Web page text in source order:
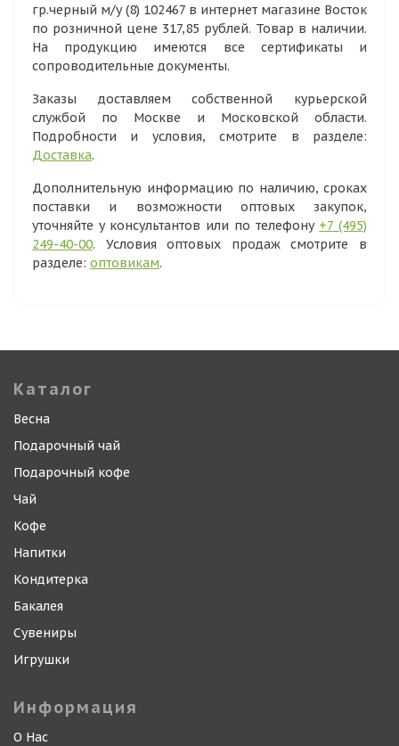
гр.черный м/у (8) 102467 в интернет магазине Восток
по розничной цене 317,85 рублей. Товар в наличии.
На продукцию имеются все сертификаты и
сопроводительные документы.
Заказы доставляем собственной курьерской
службой по Москве и Московской области.
Подробности и условия, смотрите в разделе:
Доставка.
Дополнительную информацию по наличию, сроках
поставки и возможности оптовых закупок,
уточняйте у консультантов или по телефону +7 (495)
249-40-00. Условия оптовых продаж смотрите в
разделе: оптовикам.
Каталог
Весна
Подарочный чай
Подарочный кофе
Чай
Кофе
Напитки
Кондитерка
Бакалея
Сувениры
Игрушки
Информация
О Нас